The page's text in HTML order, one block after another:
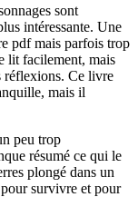
sont
intéressante. Une
pdf mais parfois trop
lit facilement, mais
réflexions. Ce livre
mais il
peu trop
résumé ce qui le
plongé dans un
survivre et pour